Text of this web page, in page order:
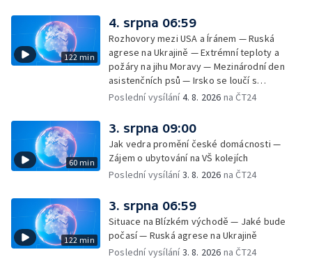
122 min
4. srpna 06:59
Rozhovory mezi USA a Íránem — Ruská
agrese na Ukrajině — Extrémní teploty a
požáry na jihu Moravy — Mezinárodní den
asistenčních psů — Irsko se loučí s
hudebníkem Glenem Hansardem
Poslední vysílání4. 8. 2026 na ČT24
60 min
3. srpna 09:00
Jak vedra promění české domácnosti —
Zájem o ubytování na VŠ kolejích
Poslední vysílání3. 8. 2026 na ČT24
122 min
3. srpna 06:59
Situace na Blízkém východě — Jaké bude
počasí — Ruská agrese na Ukrajině
Poslední vysílání3. 8. 2026 na ČT24